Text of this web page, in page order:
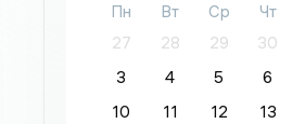
Пн Вт Ср Чт
27
28 29 30
3
4 5 6
10
11 12 13